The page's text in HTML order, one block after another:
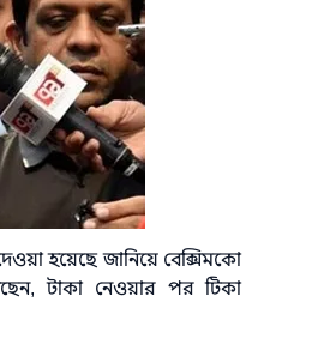
হয়েছে জানিয়ে বেক্সিমকো
টাকা নেওয়ার পর টিকা